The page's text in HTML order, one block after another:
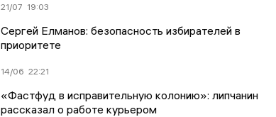
21/07 19:03
Сергей Елманов: безопасность избирателей в
приоритете
14/06 22:21
«Фастфуд в исправительную колонию»: липчанин
рассказал о работе курьером